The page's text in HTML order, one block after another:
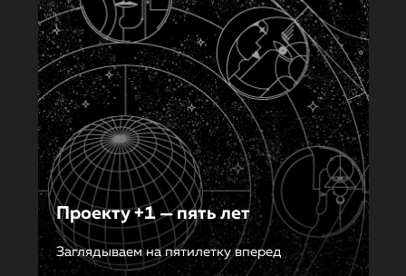
Проекту +1 — пять лет
Заглядываем на пятилетку вперед